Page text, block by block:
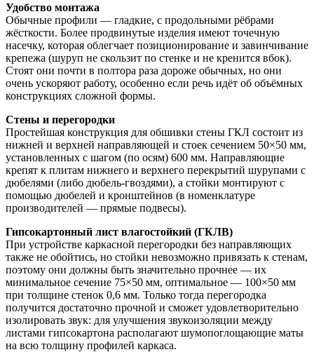
Удобство монтажа
Обычные профили — гладкие, с продольными рёбрами
жёсткости. Более продвинутые изделия имеют точечную
насечку, которая облегчает позиционирование и завинчивание
крепежа (шуруп не скользит по стенке и не кренится вбок).
Стоят они почти в полтора раза дороже обычных, но они
очень ускоряют работу, особенно если речь идёт об объёмных
конструкциях сложной формы.
Стены и перегородки
Простейшая конструкция для обшивки стены ГКЛ состоит из
нижней и верхней направляющей и стоек сечением 50×50 мм,
установленных с шагом (по осям) 600 мм. Направляющие
крепят к плитам нижнего и верхнего перекрытий шурупами с
дюбелями (либо дюбель-гвоздями), а стойки монтируют с
помощью дюбелей и кронштейнов (в номенклатуре
производителей — прямые подвесы).
Гипсокартонный лист влагостойкий (ГКЛВ)
При устройстве каркасной перегородки без направляющих
также не обойтись, но стойки невозможно привязать к стенам,
поэтому они должны быть значительно прочнее — их
минимальное сечение 75×50 мм, оптимальное — 100×50 мм
при толщине стенок 0,6 мм. Только тогда перегородка
получится достаточно прочной и сможет удовлетворительно
изолировать звук: для улучшения звукоизоляции между
листами гипсокартона располагают шумопоглощающие маты
на всю толщину профилей каркаса.